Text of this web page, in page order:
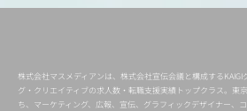
株式会社マスメディアンは、株式会社宣伝会議と構成するKAIGI
グ・クリエイティブの求人数・転職支援実績トップクラス。東
ち、マーケティング、広報、宣伝、グラフィックデザイナー、